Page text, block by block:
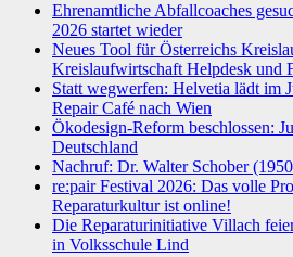
Ehrenamtliche Abfallcoaches
2026 startet wieder
Neues Tool für Österreichs
Kreislaufwirtschaft Helpdesk und
Statt wegwerfen: Helvetia lädt im
Repair Café nach Wien
Ökodesign-Reform beschlossen:
Deutschland
Nachruf: Dr. Walter Schober
re:pair Festival 2026: Das volle
Reparaturkultur ist online!
Die Reparaturinitiative Villach
in Volksschule Lind